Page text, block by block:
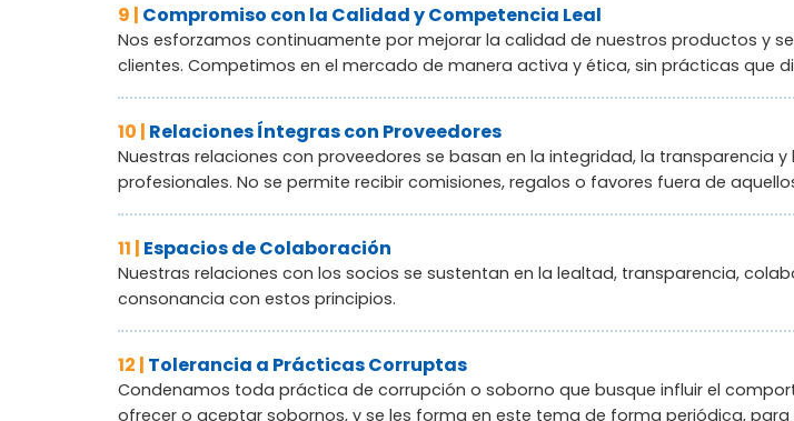
9 | Compromiso con la Calidad y Competencia Leal
Nos esforzamos continuamente por mejorar la calidad de nuestros productos y
clientes. Competimos en el mercado de manera activa y ética, sin prácticas que
10 | Relaciones Íntegras con Proveedores
Nuestras relaciones con proveedores se basan en la integridad, la
profesionales. No se permite recibir comisiones, regalos o favores fuera de
11 | Espacios de Colaboración
Nuestras relaciones con los socios se sustentan en la lealtad, transparencia,
consonancia con estos principios.
12 | Tolerancia a Prácticas Corruptas
Condenamos toda práctica de corrupción o soborno que busque influir el
ofrecer o aceptar sobornos, y se les forma en este tema de forma periódica,